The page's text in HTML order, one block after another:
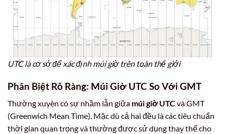
UTC là cơ sở để xác định múi giờ trên toàn thế giới
Phân Biệt Rõ Ràng: Múi Giờ UTC So Với GMT
Thường xuyên có sự nhầm lẫn giữa múi giờ UTCvà GMT
(Greenwich Mean Time). Mặc dù cả hai đều là các tiêu chuẩn
thời gian quan trọng và thường được sử dụng thay thế cho